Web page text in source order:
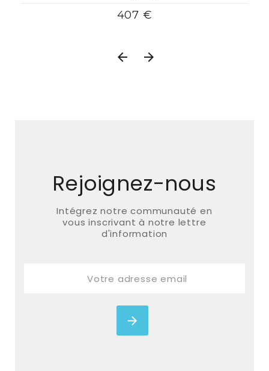
407 €
 
Rejoignez-nous
Intégrez notre communauté en
vous inscrivant à notre lettre
d'information